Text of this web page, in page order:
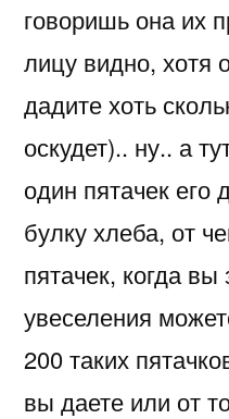
говоришь она их
лицу видно, хотя
дадите хоть
оскудет).. ну.. а
один пятачек его
булку хлеба, от
пятачек, когда вы
увеселения
200 таких
вы даете или от